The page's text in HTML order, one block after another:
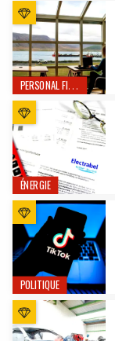
PERSONAL FINANCE
ÉNERGIE
POLITIQUE